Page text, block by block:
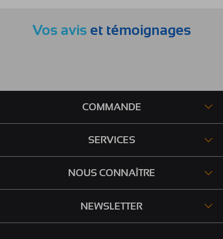
Vos avis et témoignages
COMMANDE
SERVICES
NOUS CONNAÎTRE
NEWSLETTER